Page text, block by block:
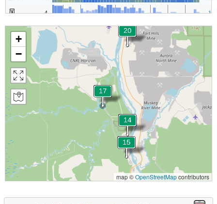
风 4 1
+
−
map ©OpenStreetMapcontributors